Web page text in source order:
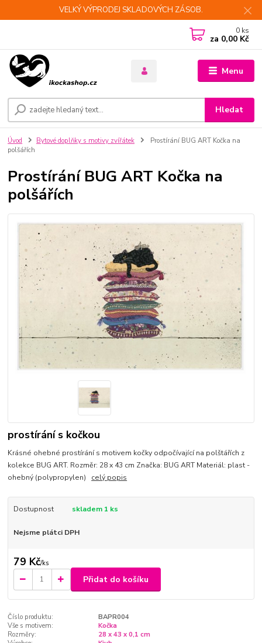
VELKÝ VÝPRODEJ SKLADOVÝCH ZÁSOB.
Menu
Hledat
0 ks
za 0,00 Kč
Úvod Bytové doplňky s motivy zvířátek
Prostírání BUG ART Kočka na
polšářích
Prostírání BUG ART Kočka na
polšářích
prostírání s kočkou
Krásné ohebné prostírání s motivem kočky odpočívající na polštářích z
kolekce BUG ART. Rozměr: 28 x 43 cm Značka: BUG ART Materiál: plast -
ohebný (polypropylen) celý popis
Dostupnost skladem 1 ks
Nejsme plátci DPH
79 Kč/ks
Přidat do košíku
Číslo produktu:
BAPR004
Vše s motivem:
Kočka
Rozměry:
28 x 43 x 0,1 cm